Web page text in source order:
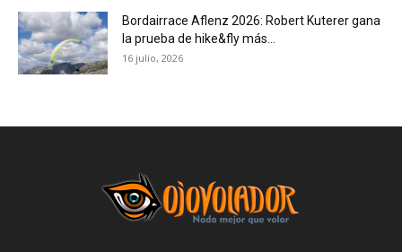
Bordairrace Aflenz 2026: Robert Kuterer gana
la prueba de hike&fly más...
16 julio, 2026